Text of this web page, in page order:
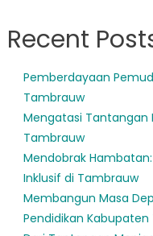
Recent
Pemberdayaan
Tambrauw
Mengatasi Tantangan
Tambrauw
Mendobrak
Inklusif di Tambrauw
Membangun Masa
Pendidikan